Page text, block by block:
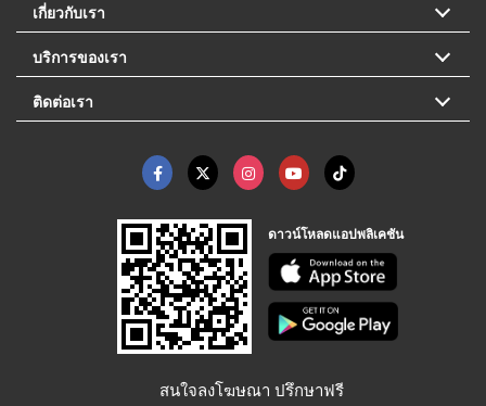
เกี่ยวกับเรา
บริการของเรา
ติดต่อเรา
ดาวน์โหลดแอปพลิเคชัน
สนใจลงโฆษณา ปรึกษาฟรี